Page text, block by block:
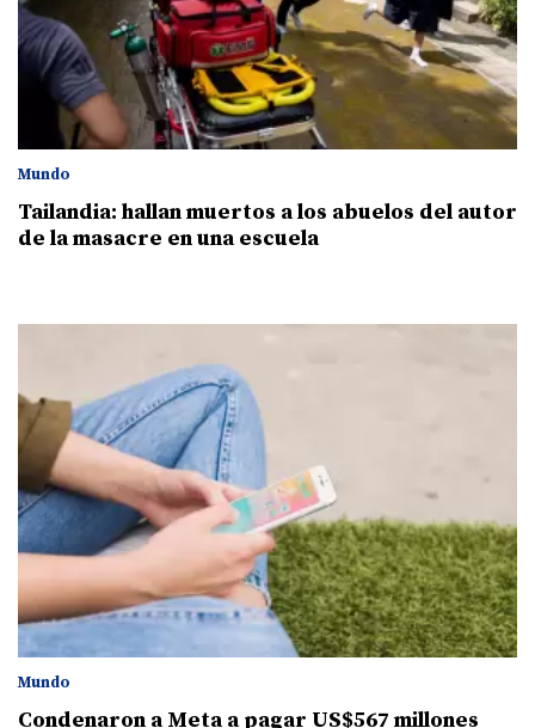
Mundo
Tailandia: hallan muertos a los abuelos del autor
de la masacre en una escuela
Mundo
Condenaron a Meta a pagar US$567 millones